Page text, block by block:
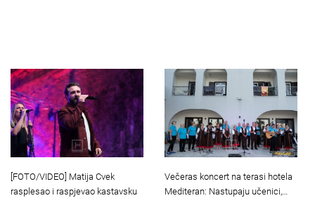
[FOTO/VIDEO] Matija Cvek
rasplesao i raspjevao kastavsku
Večeras koncert na terasi hotela
Mediteran: Nastupaju učenici,…